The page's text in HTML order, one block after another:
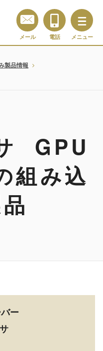
メール 電話 メニュー
製品情報
GPU
組み込
ー